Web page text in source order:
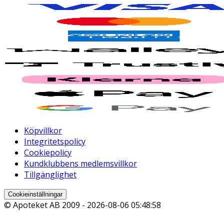
Köpvillkor
Integritetspolicy
Cookiepolicy
Kundklubbens medlemsvillkor
Tillgänglighet
Cookieinställningar
© Apoteket AB 2009 - 2026-08-06 05:48:58